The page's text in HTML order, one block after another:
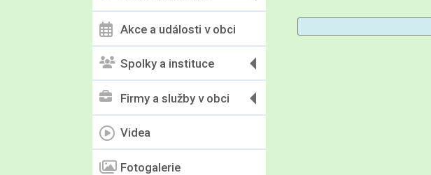
Akce a události v obci
Spolky a instituce
Firmy a služby v obci
Videa
Fotogalerie